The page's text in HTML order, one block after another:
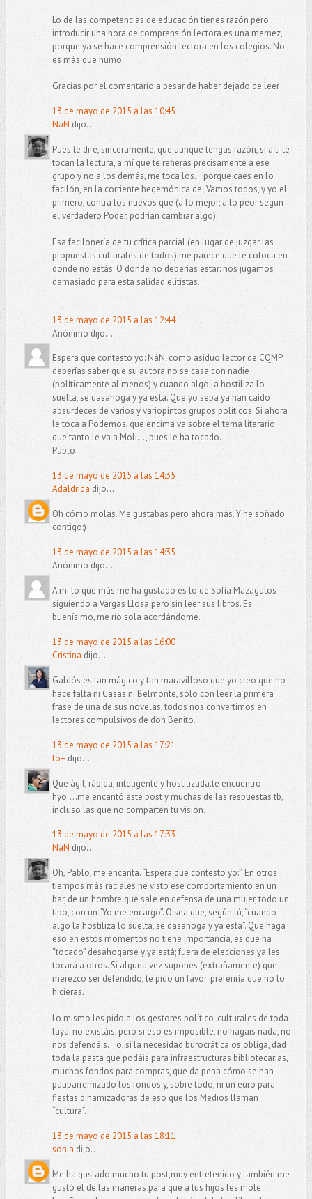
Lo de las competencias de educación tienes razón pero
introducir una hora de comprensión lectora es una memez,
porque ya se hace comprensión lectora en los colegios. No
es más que humo.
Gracias por el comentario a pesar de haber dejado de leer
13 de mayo de 2015 a las 10:45
NáN dijo...
Pues te diré, sinceramente, que aunque tengas razón, si a ti te
tocan la lectura, a mí que te refieras precisamente a ese
grupo y no a los demás, me toca los... porque caes en lo
facilón, en la corriente hegemónica de ¡Vamos todos, y yo el
primero, contra los nuevos que (a lo mejor; a lo peor según
el verdadero Poder, podrían cambiar algo).
Esa facilonería de tu crítica parcial (en lugar de juzgar las
propuestas culturales de todos) me parece que te coloca en
donde no estás. O donde no deberías estar: nos jugamos
demasiado para esta salidad elitistas.
13 de mayo de 2015 a las 12:44
Anónimo dijo...
Espera que contesto yo: NáN, como asiduo lector de CQMP
deberías saber que su autora no se casa con nadie
(políticamente al menos) y cuando algo la hostiliza lo
suelta, se dasahoga y ya está. Que yo sepa ya han caído
absurdeces de varios y variopintos grupos políticos. Si ahora
le toca a Podemos, que encima va sobre el tema literario
que tanto le va a Moli..., pues le ha tocado.
Pablo
13 de mayo de 2015 a las 14:35
Adaldrida dijo...
Oh cómo molas. Me gustabas pero ahora más. Y he soñado
contigo:)
13 de mayo de 2015 a las 14:35
Anónimo dijo...
A mí lo que más me ha gustado es lo de Sofía Mazagatos
siguiendo a Vargas Llosa pero sin leer sus libros. Es
buenísimo, me río sola acordándome.
13 de mayo de 2015 a las 16:00
Cristina dijo...
Galdós es tan mágico y tan maravilloso que yo creo que no
hace falta ni Casas ni Belmonte, sólo con leer la primera
frase de una de sus novelas, todos nos convertimos en
lectores compulsivos de don Benito.
13 de mayo de 2015 a las 17:21
lo+dijo...
Que ágil, rápida, inteligente y hostilizada.te encuentro
hyo....me encantó este post y muchas de las respuestas tb,
incluso las que no comparten tu visión.
13 de mayo de 2015 a las 17:33
NáN dijo...
Oh, Pablo, me encanta. “Espera que contesto yo:”. En otros
tiempos más raciales he visto ese comportamiento en un
bar, de un hombre que sale en defensa de una mujer, todo un
tipo, con un “Yo me encargo”. O sea que, según tú, “cuando
algo la hostiliza lo suelta, se dasahoga y ya está”. Que haga
eso en estos momentos no tiene importancia, es que ha
“tocado” desahogarse y ya está; fuera de elecciones ya les
tocará a otros. Si alguna vez supones (extrañamente) que
merezco ser defendido, te pido un favor: preferiría que no lo
hicieras.
Lo mismo les pido a los gestores político-culturales de toda
laya: no existáis; pero si eso es imposible, no hagáis nada, no
nos defendáis... o, si la necesidad burocrática os obliga, dad
toda la pasta que podáis para infraestructuras bibliotecarias,
muchos fondos para compras, que da pena cómo se han
pauparremizado los fondos y, sobre todo, ni un euro para
fiestas dinamizadoras de eso que los Medios llaman
“cultura”.
13 de mayo de 2015 a las 18:11
sonia dijo...
Me ha gustado mucho tu post,muy entretenido y también me
gustó el de las maneras para que a tus hijos les mole